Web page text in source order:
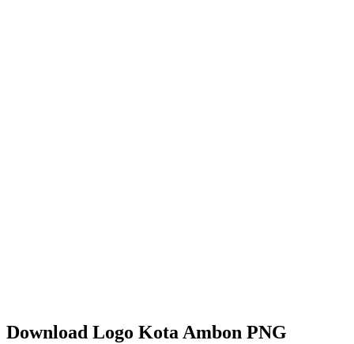
Download Logo Kota Ambon PNG